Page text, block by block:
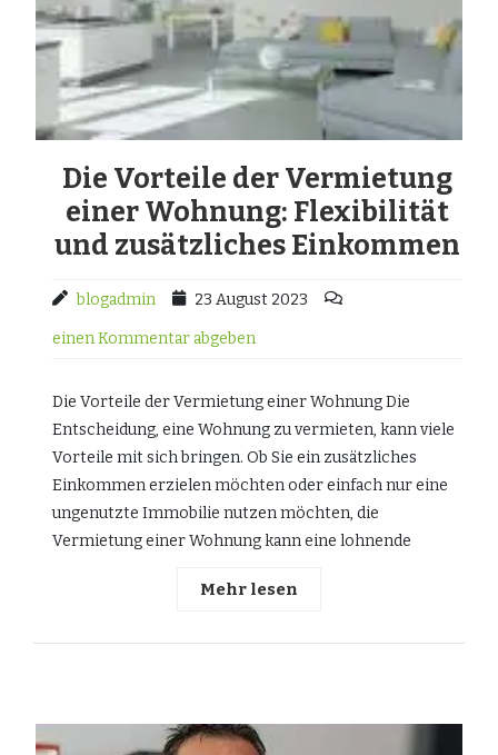
Die Vorteile der Vermietung
einer Wohnung: Flexibilität
und zusätzliches Einkommen
blogadmin 23 August 2023
einen Kommentar abgeben
Die Vorteile der Vermietung einer Wohnung Die
Entscheidung, eine Wohnung zu vermieten, kann viele
Vorteile mit sich bringen. Ob Sie ein zusätzliches
Einkommen erzielen möchten oder einfach nur eine
ungenutzte Immobilie nutzen möchten, die
Vermietung einer Wohnung kann eine lohnende
Mehr lesen